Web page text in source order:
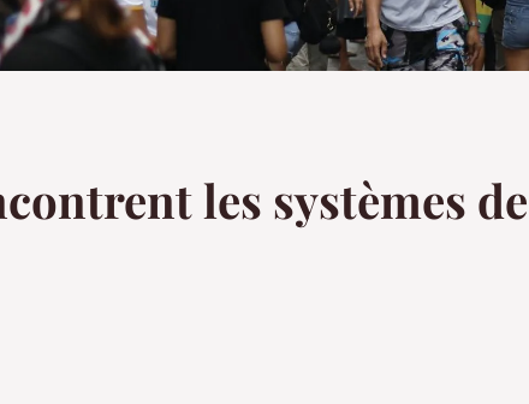
les systèmes